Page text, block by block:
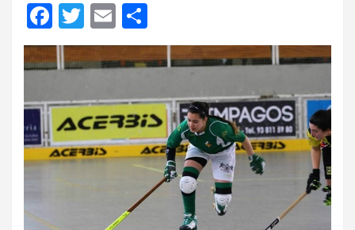
F
a
ce
o
o
k
T
wi
tt
er
E
m
ail
o
m
p
ar
tir